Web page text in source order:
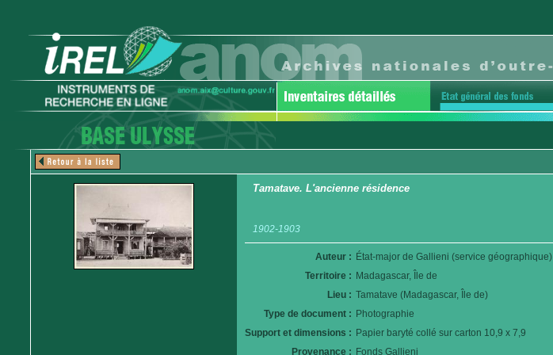
Tamatave. L'ancienne résidence
1902-1903
Auteur : État-major de Gallieni (service géographique)
Territoire : Madagascar, Île de
Lieu : Tamatave (Madagascar, Île de)
Type de document : Photographie
Support et dimensions : Papier baryté collé sur carton 10,9 x 7,9
Provenance : Fonds Gallieni